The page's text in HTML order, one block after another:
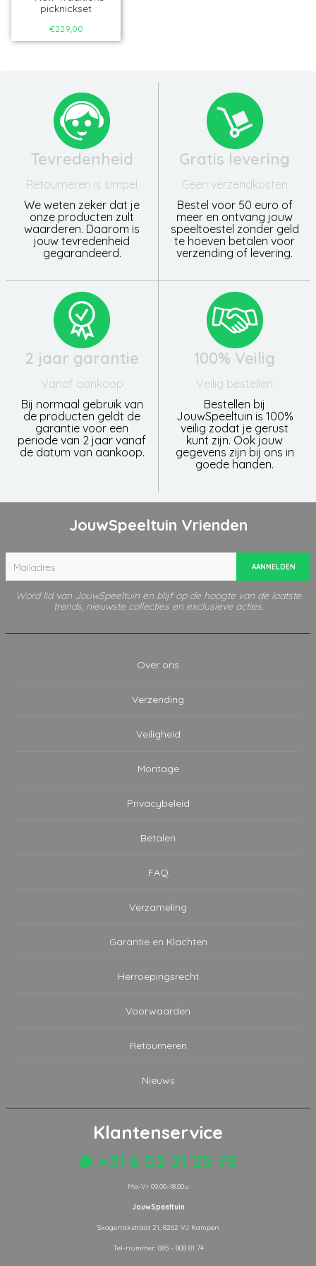
picknickset
€229,00
Tevredenheid
Retourneren is simpel
We weten zeker dat je
onze producten zult
waarderen. Daarom is
jouw tevredenheid
gegarandeerd.
Gratis levering
Geen verzendkosten
Bestel voor 50 euro of
meer en ontvang jouw
speeltoestel zonder geld
te hoeven betalen voor
verzending of levering.
2 jaar garantie
Vanaf aankoop
Bij normaal gebruik van
de producten geldt de
garantie voor een
periode van 2 jaar vanaf
de datum van aankoop.
100% Veilig
Veilig bestellen
Bestellen bij
JouwSpeeltuin is 100%
veilig zodat je gerust
kunt zijn. Ook jouw
gegevens zijn bij ons in
goede handen.
JouwSpeeltuin Vrienden
AANMELDEN
Word lid van JouwSpeeltuin en blijf op de hoogte van de laatste
trends, nieuwste collecties en exclusieve acties.
Over ons
Verzending
Veiligheid
Montage
Privacybeleid
Betalen
FAQ
Verzameling
Garantie en Klachten
Herroepingsrecht
Voorwaarden
Retourneren
Nieuws
Klantenservice
+31 6 52 21 25 75
Ma-Vr 09.00-18.00u
JouwSpeeltuin
Skagerrakstraat 21, 8262 VJ Kampen
Tel-nummer: 085 - 808 81 74